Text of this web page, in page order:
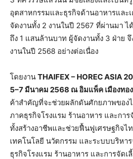
อุตสาหกรรมและธุรกิจด้านอาหารและ
จัดงานทั้ง 2 งานในปี 2567 ที่ผ่านมา ไ
ถึง 1 แสนล้านบาท ผู้จัดงานทั้ง 3 ฝ่าย
งานในปี 2568 อย่างต่อเนื่อง
โดยงาน THAIFEX – HOREC ASIA
5–7 มีนาคม 2568 ณ อิมแพ็ค เมืองทอ
ค้าสำคัญที่จะช่วยผลักดันศักยภาพของ
ภาคธุรกิจโรงแรม ร้านอาหาร และการ
ทั้งสร้างอาชีพและช่วยฟื้นฟูเศรษฐกิจไ
เทคโนโลยี นวัตกรรม และระบบบริหา
ธุรกิจโรงแรม ร้านอาหาร และการจัดเ